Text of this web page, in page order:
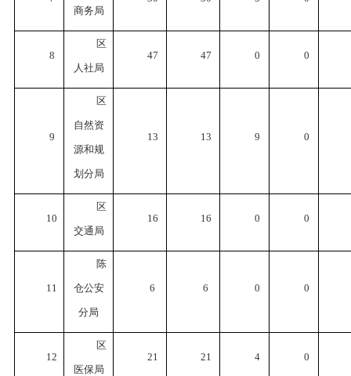
商务局
8
区
人社局
47 47 0 0
9
区
自然资
源和规
划分局
13 13 9 0
10
区
交通局
16 16 0 0
11
陈
仓公安
分局
6 6 0 0
12
区
医保局
21 21 4 0